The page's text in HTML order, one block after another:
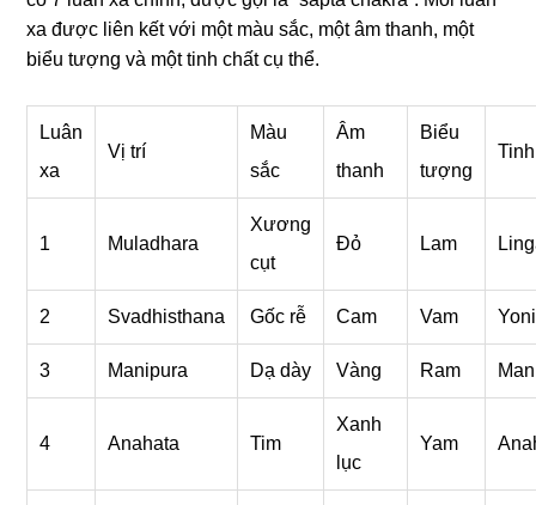
xa được liên kết với một màu sắc, một âm thanh, một
biểu tượnɡ và một tinh chất cụ thể.
Luân
xa
Vị trí
Màu
sắc
Âm
thanh
Biểu
tượnɡ
1 Muladhara
Xươnɡ
cụt
Đỏ Lam
2 Svadhisthana Gốc rễ Cam Vam Yoni
3 Manipura Dạ dày Vànɡ Ram
4 Anahata Tim
Xanh
lục
Yam